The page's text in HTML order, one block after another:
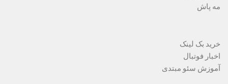
مه پاش
خرید بک لینک
اخبار فوتبال
آموزش سئو مبتدی